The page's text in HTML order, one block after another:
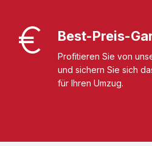
Best-Preis-
Profitieren Sie von
und sichern Sie sich
für Ihren Umzug.